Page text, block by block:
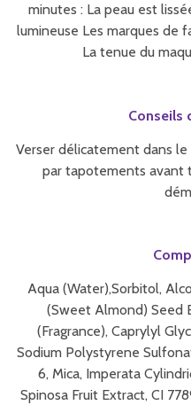
minutes : La peau est
lumineuse Les marques de
La tenue du
Conseils
Verser délicatement dans
par tapotements avant
Aqua (Water),Sorbitol,
(Sweet Almond) Seed
(Fragrance), Caprylyl
Sodium Polystyrene
6, Mica, Imperata
Spinosa Fruit Extract, CI